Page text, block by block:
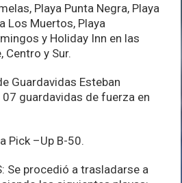
Playa Punta Negra, Playa
Los Muertos, Playa
y Holiday Inn en las
Centro y Sur.
Guardavidas Esteban
guardavidas de fuerza en
Pick –Up B-50.
Se procedió a trasladarse a